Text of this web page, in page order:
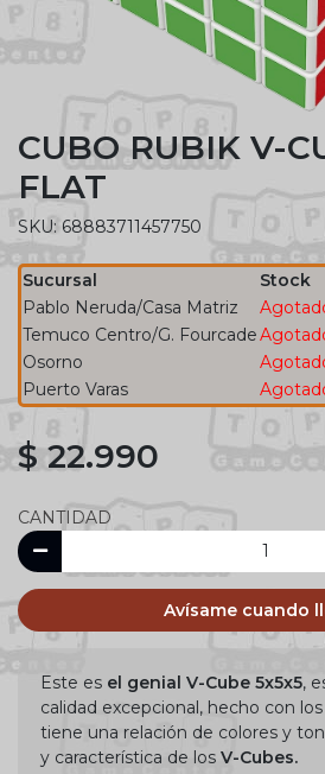
CUBO RUBIK V-
FLAT
SKU: 68883711457750
Sucursal
Stock
Pablo Neruda/Casa Matriz
Temuco Centro/G. Fourcade
Osorno
Puerto Varas
$ 22.990
CANTIDAD
Avísame cuando
Este es el genial V-Cube 5x5x5,
calidad excepcional, hecho con
tiene una relación de colores y
y característica de los V-Cubes.